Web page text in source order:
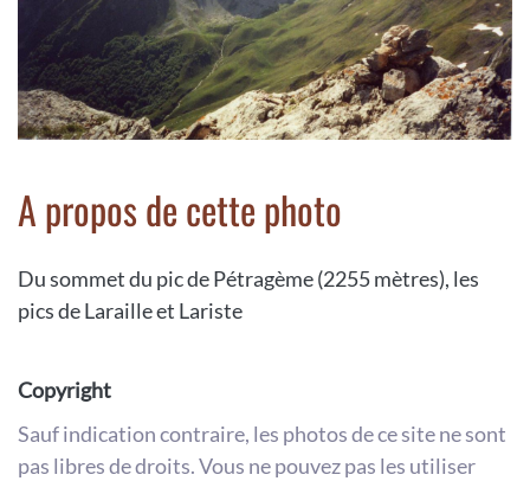
A propos de cette photo
Du sommet du pic de Pétragème (2255 mètres), les
pics de Laraille et Lariste
Copyright
Sauf indication contraire, les photos de ce site ne sont
pas libres de droits. Vous ne pouvez pas les utiliser